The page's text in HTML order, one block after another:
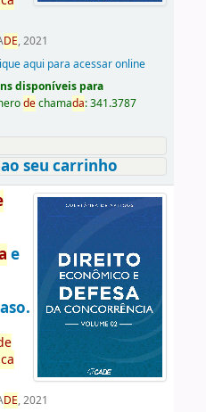
DE, 2021
aqui para acessar online
disponíveis para
dechamada:341.3787
seu carrinho
e
DE, 2021